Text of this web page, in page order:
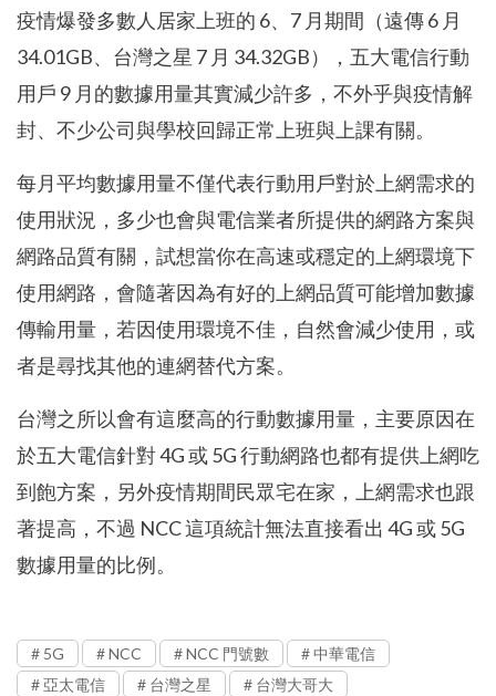
疫情爆發多數人居家上班的 6、7 月期間（遠傳 6 月
34.01GB、台灣之星 7 月 34.32GB），五大電信行動
用戶 9 月的數據用量其實減少許多，不外乎與疫情解
封、不少公司與學校回歸正常上班與上課有關。
每月平均數據用量不僅代表行動用戶對於上網需求的
使用狀況，多少也會與電信業者所提供的網路方案與
網路品質有關，試想當你在高速或穩定的上網環境下
使用網路，會隨著因為有好的上網品質可能增加數據
傳輸用量，若因使用環境不佳，自然會減少使用，或
者是尋找其他的連網替代方案。
台灣之所以會有這麼高的行動數據用量，主要原因在
於五大電信針對 4G 或 5G 行動網路也都有提供上網吃
到飽方案，另外疫情期間民眾宅在家，上網需求也跟
著提高，不過 NCC 這項統計無法直接看出 4G 或 5G
數據用量的比例。
5G NCC NCC 門號數
中華電信
亞太電信
台灣之星
台灣大哥大